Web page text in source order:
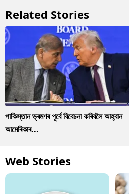
Related Stories
পাকিস্তান ভ্ৰমণৰ পূৰ্বে বিবেচনা কৰিবলৈ আহ্বান
আমেৰিকাৰ...
Web Stories